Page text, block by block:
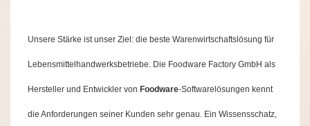
Unsere Stärke ist unser Ziel: die beste Warenwirtschaftslösung für
Lebensmittelhandwerksbetriebe. Die Foodware Factory GmbH als
Hersteller und Entwickler von Foodware-Softwarelösungen kennt
die Anforderungen seiner Kunden sehr genau. Ein Wissensschatz,